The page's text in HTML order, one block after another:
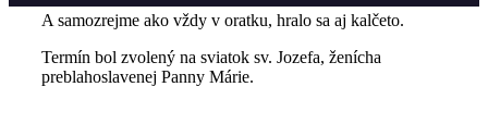
A samozrejme ako vždy v oratku, hralo sa aj kalčeto.
Termín bol zvolený na sviatok sv. Jozefa, ženícha
preblahoslavenej Panny Márie.